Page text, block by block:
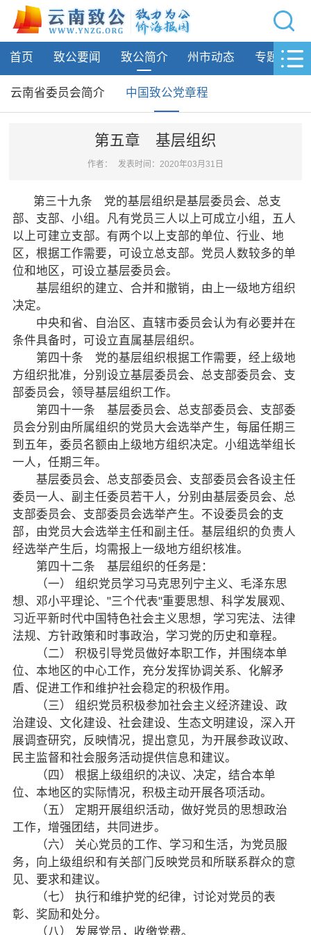
网站导航
首页
致公要闻
中国致公党章程
州市动态
专题活动
履行职责
致公风采
专委会
书香机关
电子杂志
图片欣赏
视频中心
联系我们
媒体报道
脱贫攻坚
侨海动态
七彩云南
首页 致公要闻 致公简介 州市动态 专题活动
云南省委员会简介 中国致公党章程
第五章 基层组织
作者： 发表时间：2020年03月31日
第三十九条 党的基层组织是基层委员会、总支
部、支部、小组。凡有党员三人以上可成立小组，五人
以上可建立支部。有两个以上支部的单位、行业、地
区，根据工作需要，可设立总支部。党员人数较多的单
位和地区，可设立基层委员会。
基层组织的建立、合并和撤销，由上一级地方组织
决定。
中央和省、自治区、直辖市委员会认为有必要并在
条件具备时，可设立直属基层组织。
第四十条 党的基层组织根据工作需要，经上级地
方组织批准，分别设立基层委员会、总支部委员会、支
部委员会，领导基层组织工作。
第四十一条 基层委员会、总支部委员会、支部委
员会分别由所属组织的党员大会选举产生，每届任期三
到五年，委员名额由上级地方组织决定。小组选举组长
一人，任期三年。
基层委员会、总支部委员会、支部委员会各设主任
委员一人、副主任委员若干人，分别由基层委员会、总
支部委员会、支部委员会选举产生。不设委员会的支
部，由党员大会选举主任和副主任。基层组织的负责人
经选举产生后，均需报上一级地方组织核准。
第四十二条 基层组织的任务是：
（一） 组织党员学习马克思列宁主义、毛泽东思
想、邓小平理论、"三个代表"重要思想、科学发展观、
习近平新时代中国特色社会主义思想，学习宪法、法律
法规、方针政策和时事政治，学习党的历史和章程。
（二） 积极引导党员做好本职工作，并围绕本单
位、本地区的中心工作，充分发挥协调关系、化解矛
盾、促进工作和维护社会稳定的积极作用。
（三） 组织党员积极参加社会主义经济建设、政
治建设、文化建设、社会建设、生态文明建设，深入开
展调查研究，反映情况，提出意见，为开展参政议政、
民主监督和社会服务活动提供信息和建议。
（四） 根据上级组织的决议、决定，结合本单
位、本地区的实际情况，积极主动开展各项活动。
（五） 定期开展组织活动，做好党员的思想政治
工作，增强团结，共同进步。
（六） 关心党员的工作、学习和生活，为党员服
务，向上级组织和有关部门反映党员和所联系群众的意
见、要求和建议。
（七） 执行和维护党的纪律，讨论对党员的表
彰、奖励和处分。
（八） 发展党员，收缴党费。